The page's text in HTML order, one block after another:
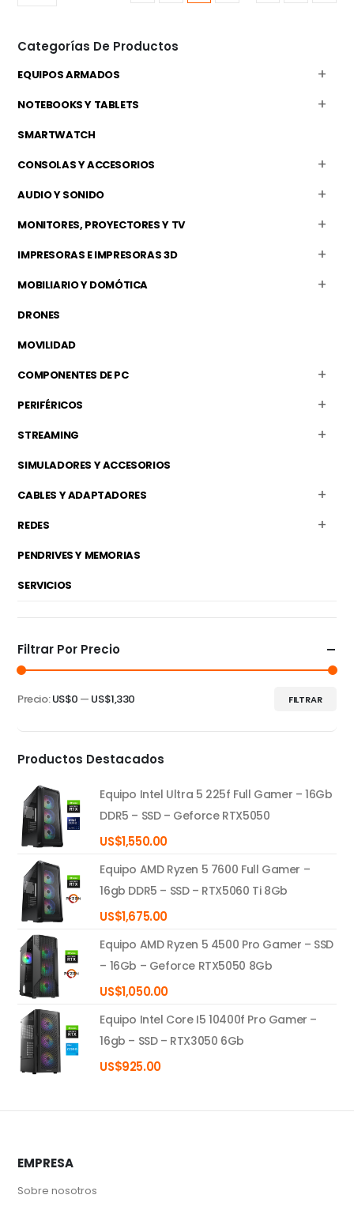
Categorías De Productos
EQUIPOS ARMADOS
NOTEBOOKS Y TABLETS
SMARTWATCH
CONSOLAS Y ACCESORIOS
AUDIO Y SONIDO
MONITORES, PROYECTORES Y TV
IMPRESORAS E IMPRESORAS 3D
MOBILIARIO Y DOMÓTICA
DRONES
MOVILIDAD
COMPONENTES DE PC
PERIFÉRICOS
STREAMING
SIMULADORES Y ACCESORIOS
CABLES Y ADAPTADORES
REDES
PENDRIVES Y MEMORIAS
SERVICIOS
Filtrar Por Precio
mínimo
máximo
FILTRAR
Precio:US$0 — US$1,330
Productos Destacados
Equipo Intel Ultra 5 225f Full Gamer – 16Gb
DDR5 – SSD – Geforce RTX5050
US$1,550.00
Equipo AMD Ryzen 5 7600 Full Gamer –
16gb DDR5 – SSD – RTX5060 Ti 8Gb
US$1,675.00
Equipo AMD Ryzen 5 4500 Pro Gamer – SSD
– 16Gb – Geforce RTX5050 8Gb
US$1,050.00
Equipo Intel Core I5 10400f Pro Gamer –
16gb – SSD – RTX3050 6Gb
US$925.00
EMPRESA
Sobre nosotros